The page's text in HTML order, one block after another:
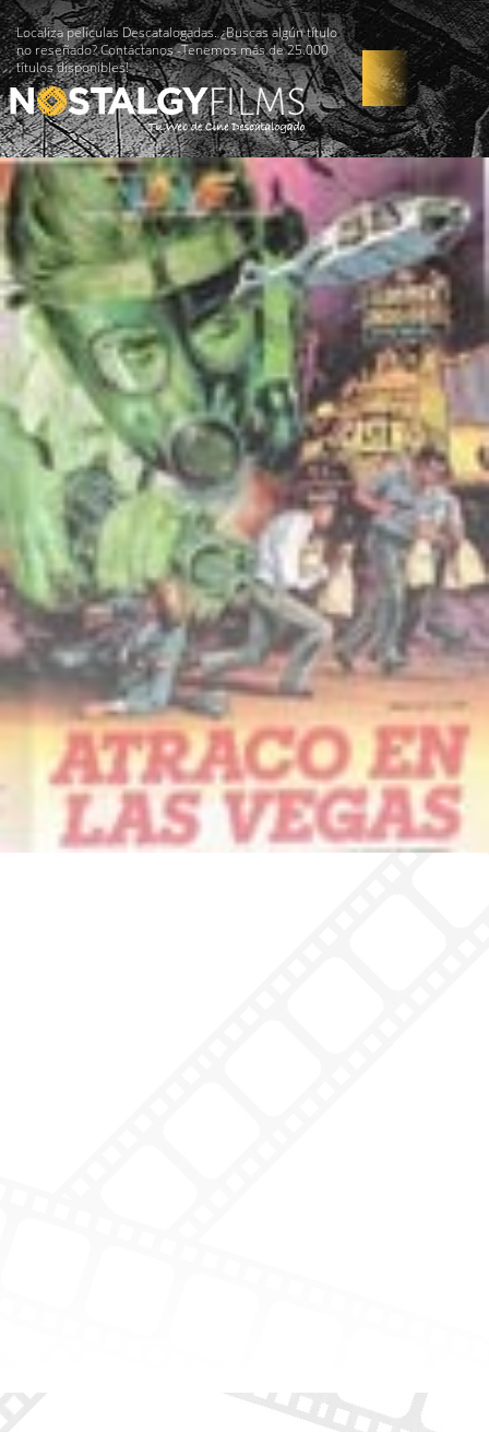
Localiza películas Descatalogadas. ¿Buscas algún título
no reseñado? Contáctanos -Tenemos más de 25.000
títulos disponibles!